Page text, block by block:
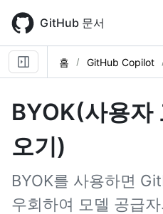
main
content
GitHub 문서
홈 GitHub Copilot
BYOK(사용자
오기)
BYOK를 사용하면
우회하여 모델 공급